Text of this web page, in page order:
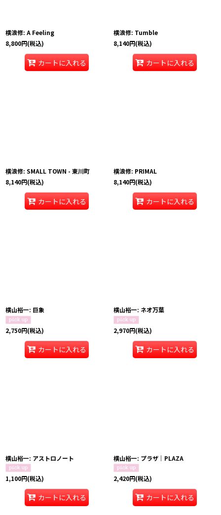
横浪修: A Feeling
8,800円(税込)
カートに入れる
横浪修: Tumble
8,140円(税込)
カートに入れる
横浪修: SMALL TOWN - 東川町
8,140円(税込)
カートに入れる
横浪修: PRIMAL
8,140円(税込)
カートに入れる
横山裕一: 巨象
2,750円(税込)
カートに入れる
横山裕一: ネオ万葉
2,970円(税込)
カートに入れる
横山裕一: アストロノート
1,100円(税込)
カートに入れる
横山裕一: プラザ｜PLAZA
2,420円(税込)
カートに入れる